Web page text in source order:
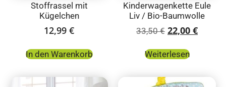
Stoffrassel mit
Kügelchen
12,99 €
In den Warenkorb
Kinderwagenkette Eule
Liv / Bio-Baumwolle
33,50€ 22,00 €
Weiterlesen